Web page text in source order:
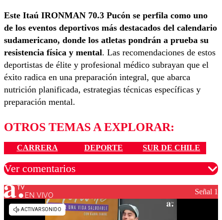
Este Itaú IRONMAN 70.3 Pucón se perfila como uno
de los eventos deportivos más destacados del calendario
sudamericano, donde los atletas pondrán a prueba su
resistencia física y mental. Las recomendaciones de estos
deportistas de élite y profesional médico subrayan que el
éxito radica en una preparación integral, que abarca
nutrición planificada, estrategias técnicas específicas y
preparación mental.
OTROS TEMAS A EXPLORAR:
CARRERA DEPORTE SUR DE CHILE
Ver comentarios
Los comentarios son moderados para garantizar un
diálogo respetuoso.
EN VIVO Señal 1